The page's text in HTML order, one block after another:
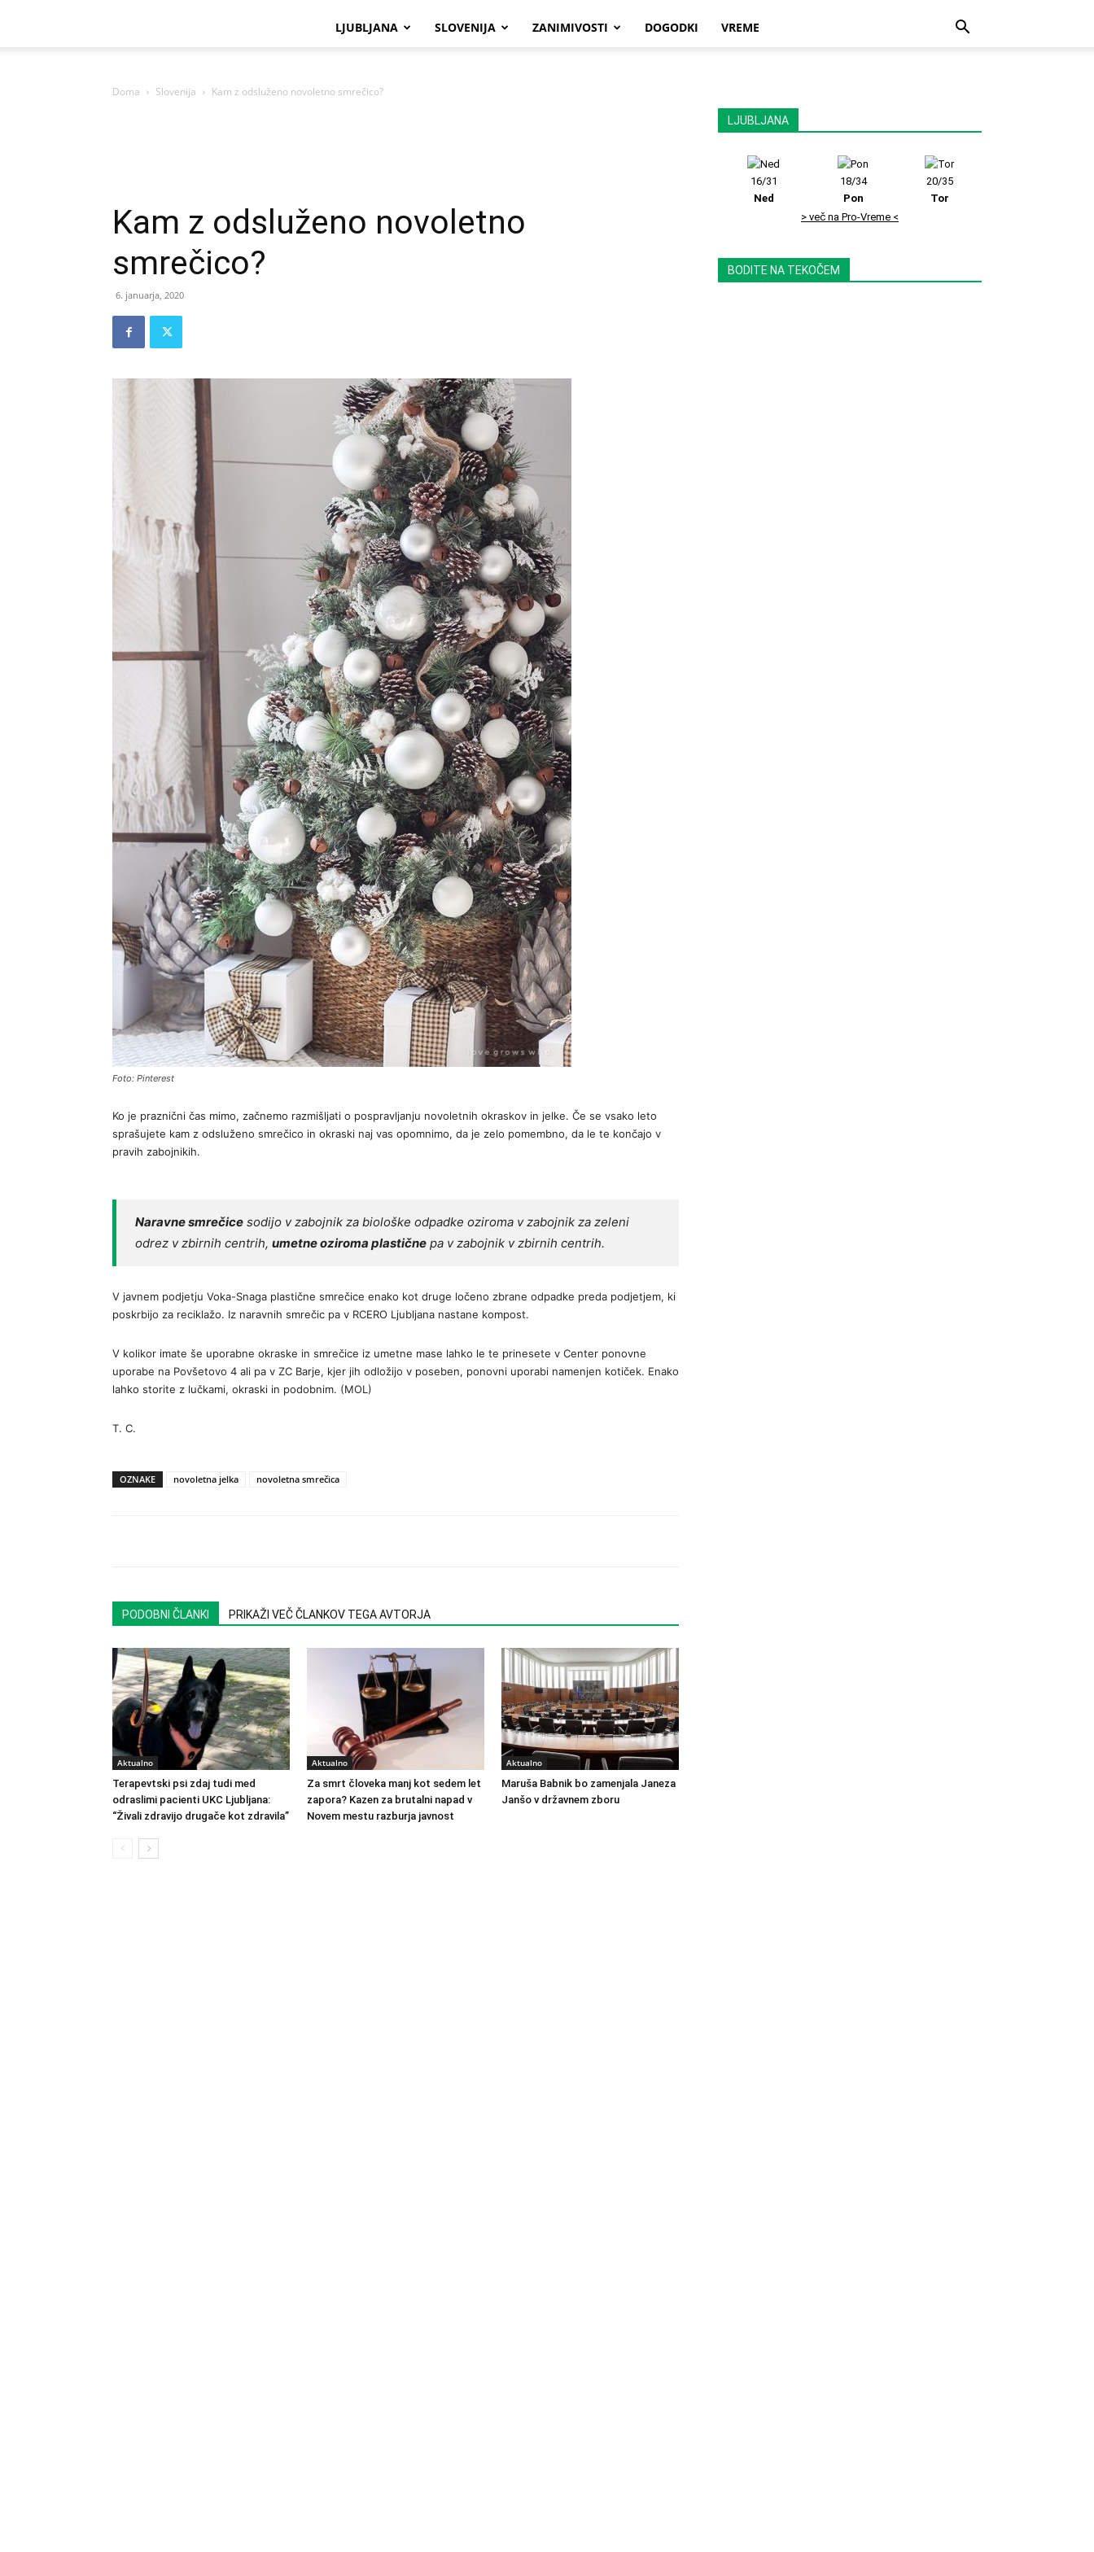
LJUBLJANA SLOVENIJA ZANIMIVOSTI DOGODKI VREME
Doma Slovenija Kam z odsluženo novoletno smrečico?
Kam z odsluženo novoletno
smrečico?
6. januarja, 2020
Foto: Pinterest
Ko je praznični čas mimo, začnemo razmišljati o pospravljanju novoletnih okraskov in jelke. Če se vsako leto
sprašujete kam z odsluženo smrečico in okraski naj vas opomnimo, da je zelo pomembno, da le te končajo v
pravih zabojnikih.
Naravne smrečice sodijo v zabojnik za biološke odpadke oziroma v zabojnik za zeleni
odrez v zbirnih centrih, umetne oziroma plastične pa v zabojnik v zbirnih centrih.
V javnem podjetju Voka-Snaga plastične smrečice enako kot druge ločeno zbrane odpadke preda podjetjem, ki
poskrbijo za reciklažo. Iz naravnih smrečic pa v RCERO Ljubljana nastane kompost.
V kolikor imate še uporabne okraske in smrečice iz umetne mase lahko le te prinesete v Center ponovne
uporabe na Povšetovo 4 ali pa v ZC Barje, kjer jih odložijo v poseben, ponovni uporabi namenjen kotiček. Enako
lahko storite z lučkami, okraski in podobnim. (MOL)
T. C.
OZNAKE novoletna jelka novoletna smrečica
PODOBNI ČLANKI PRIKAŽI VEČ ČLANKOV TEGA AVTORJA
Aktualno
Terapevtski psi zdaj tudi med
odraslimi pacienti UKC Ljubljana:
“Živali zdravijo drugače kot zdravila”
Aktualno
Za smrt človeka manj kot sedem let
zapora? Kazen za brutalni napad v
Novem mestu razburja javnost
Aktualno
Maruša Babnik bo zamenjala Janeza
Janšo v državnem zboru
LJUBLJANA
16/31
Ned
18/34
Pon
20/35
Tor
> več na Pro-Vreme <
BODITE NA TEKOČEM